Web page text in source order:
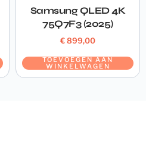
Samsung QLED 4K
75Q7F3 (2025)
€899,00
TOEVOEGEN AAN
WINKELWAGEN